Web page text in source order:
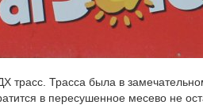
трасс. Трасса была в
в пересушенное месево не